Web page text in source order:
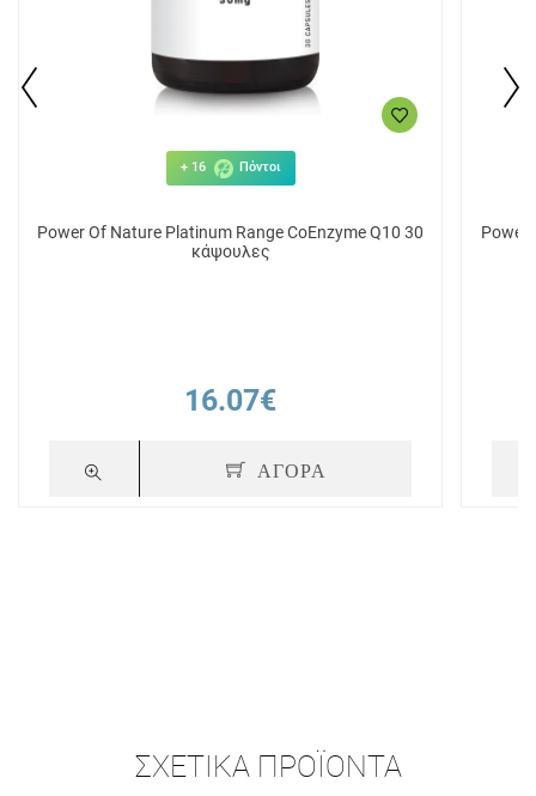
+ 16 Πόντοι
Power Of Nature Platinum Range CoEnzyme Q10 30
κάψουλες
16.07€
ΑΓΟΡΑ
Power
ΣΧΕΤΙΚΆ ΠΡΟΪΌΝΤΑ